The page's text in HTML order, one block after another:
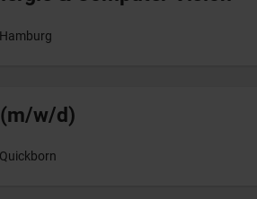
Hamburg
w/d)
Quickborn